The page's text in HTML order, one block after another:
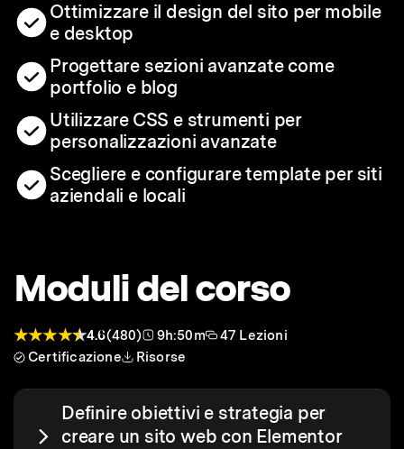
Ottimizzare il design del sito per mobile
e desktop
Progettare sezioni avanzate come
portfolio e blog
Utilizzare CSS e strumenti per
personalizzazioni avanzate
Scegliere e configurare template per siti
aziendali e locali
Moduli del corso
4.6(480) 9h:50m
47 Lezioni
Certificazione
Risorse
Definire obiettivi e strategia per
creare un sito web con Elementor